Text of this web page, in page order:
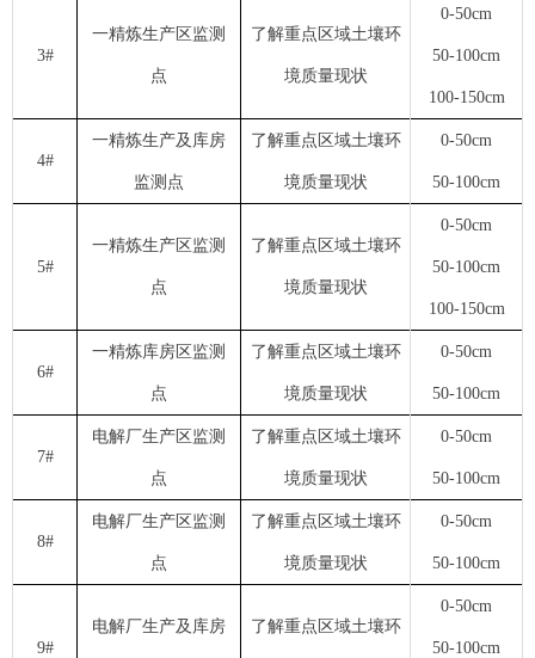
3#
一精炼生产区监测
点
了解重点区域土壤环
境质量现状
0-50cm
50-100cm
100-150cm
4#
一精炼生产及库房
监测点
了解重点区域土壤环
境质量现状
0-50cm
50-100cm
5#
一精炼生产区监测
点
了解重点区域土壤环
境质量现状
0-50cm
50-100cm
100-150cm
6#
一精炼库房区监测
点
了解重点区域土壤环
境质量现状
0-50cm
50-100cm
7#
电解厂生产区监测
点
了解重点区域土壤环
境质量现状
0-50cm
50-100cm
8#
电解厂生产区监测
点
了解重点区域土壤环
境质量现状
0-50cm
50-100cm
9#
电解厂生产及库房 了解重点区域土壤环
0-50cm
50-100cm